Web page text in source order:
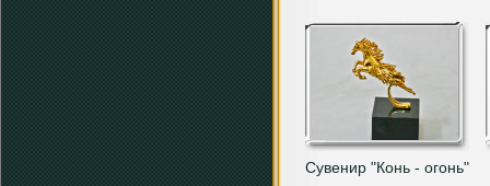
Сувенир "Конь - огонь"